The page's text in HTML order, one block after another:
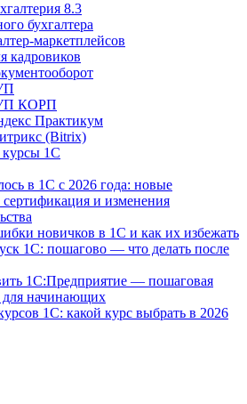
8.3
бухгалтера
маркетплейсов
кадровиков
КОРП
Практикум
(Bitrix)
курсы 1С
в 1С с 2026 года: новые
сертификация и изменения
новичков в 1С и как их избежать
1С: пошагово — что делать после
1С:Предприятие — пошаговая
для начинающих
1С: какой курс выбрать в 2026